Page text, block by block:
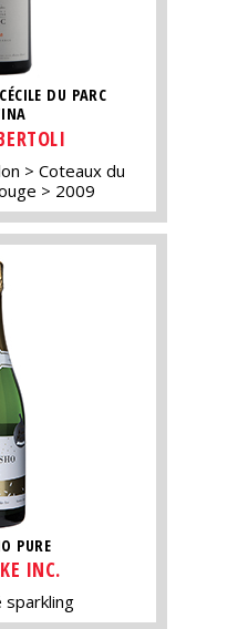
DU PARC
Coteaux du
2009
PURE
INC.
sparkling